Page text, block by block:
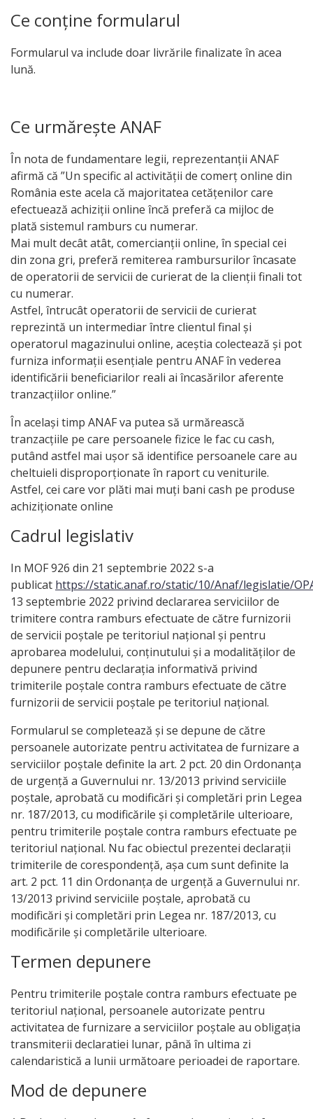
Ce conține formularul
Formularul va include doar livrările finalizate în acea
lună.
Ce urmărește ANAF
În nota de fundamentare legii, reprezentanții ANAF
afirmă că ”Un specific al activității de comerț online din
România este acela că majoritatea cetățenilor care
efectuează achiziții online încă preferă ca mijloc de
plată sistemul ramburs cu numerar.
Mai mult decât atât, comercianții online, în special cei
din zona gri, preferă remiterea rambursurilor încasate
de operatorii de servicii de curierat de la clienții finali tot
cu numerar.
Astfel, întrucât operatorii de servicii de curierat
reprezintă un intermediar între clientul final și
operatorul magazinului online, aceștia colectează și pot
furniza informații esențiale pentru ANAF în vederea
identificării beneficiarilor reali ai încasărilor aferente
tranzacțiilor online.”
În același timp ANAF va putea să urmărească
tranzacțiile pe care persoanele fizice le fac cu cash,
putând astfel mai ușor să identifice persoanele care au
cheltuieli disproporționate în raport cu veniturile.
Astfel, cei care vor plăti mai muți bani cash pe produse
achiziționate online
Cadrul legislativ
In MOF 926 din 21 septembrie 2022 s-a
publicat https://static.anaf.ro/static/10/Anaf/legislatie/
13 septembrie 2022 privind declararea serviciilor de
trimitere contra ramburs efectuate de către furnizorii
de servicii poștale pe teritoriul național și pentru
aprobarea modelului, conținutului și a modalităților de
depunere pentru declarația informativă privind
trimiterile poștale contra ramburs efectuate de către
furnizorii de servicii poștale pe teritoriul național.
Formularul se completează și se depune de către
persoanele autorizate pentru activitatea de furnizare a
serviciilor poștale definite la art. 2 pct. 20 din Ordonanța
de urgență a Guvernului nr. 13/2013 privind serviciile
poștale, aprobată cu modificări și completări prin Legea
nr. 187/2013, cu modificările și completările ulterioare,
pentru trimiterile poștale contra ramburs efectuate pe
teritoriul național. Nu fac obiectul prezentei declarații
trimiterile de corespondență, așa cum sunt definite la
art. 2 pct. 11 din Ordonanța de urgență a Guvernului nr.
13/2013 privind serviciile poștale, aprobată cu
modificări și completări prin Legea nr. 187/2013, cu
modificările și completările ulterioare.
Termen depunere
Pentru trimiterile poștale contra ramburs efectuate pe
teritoriul național, persoanele autorizate pentru
activitatea de furnizare a serviciilor poștale au obligația
transmiterii declaratiei lunar, până în ultima zi
calendaristică a lunii următoare perioadei de raportare.
Mod de depunere